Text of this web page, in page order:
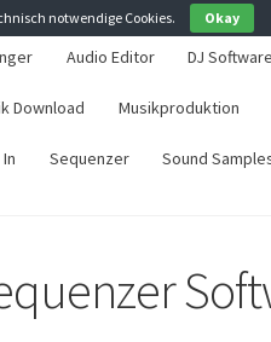
Audio Editor DJ Software
Download Musikproduktion
Sequenzer Sound
notwendige Cookies. Okay